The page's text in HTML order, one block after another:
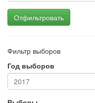
Отфильтровать
Фильтр выборов
Год выборов